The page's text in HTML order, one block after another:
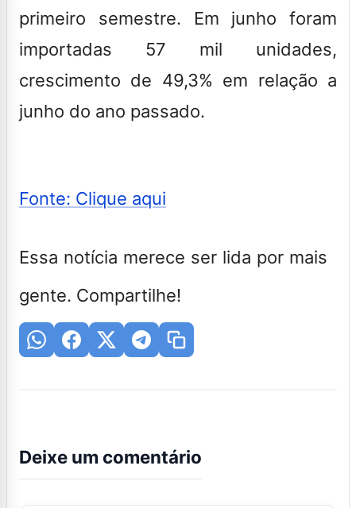
primeiro semestre. Em junho foram
importadas 57 mil unidades,
crescimento de 49,3% em relação a
junho do ano passado.
Fonte: Clique aqui
Essa notícia merece ser lida por mais
gente. Compartilhe!
Deixe um comentário